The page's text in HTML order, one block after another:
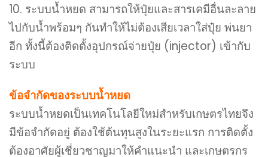
10. ระบบน้ำหยด สามารถให้ปุ๋ยและสารเคมีอื่นละลาย
ไปกับน้ำพร้อมๆ กันทำให้ไม่ต้องเสียเวลาใส่ปุ๋ย พ่นยา
อีก ทั้งนี้ต้องติดตั้งอุปกรณ์จ่ายปุ๋ย (injector) เข้ากับ
ระบบ
ข้อจำกัดของระบบน้ำหยด
ระบบน้ำหยดเป็นเทคโนโลยีใหม่สำหรับเกษตรไทยจึง
มีข้อจำกัดอยู่ ต้องใช้ต้นทุนสูงในระยะแรก การติดตั้ง
ต้องอาศัยผู้เชี่ยวชาญมาให้คำแนะนำ และเกษตรกร